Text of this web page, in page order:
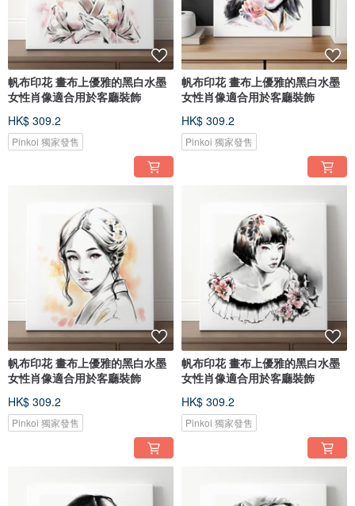
帆布印花 畫布上優雅的黑白水墨
女性肖像適合用於客廳裝飾
HK$ 309.2
Pinkoi 獨家發售
帆布印花 畫布上優雅的黑白水墨
女性肖像適合用於客廳裝飾
HK$ 309.2
Pinkoi 獨家發售
帆布印花 畫布上優雅的黑白水墨
女性肖像適合用於客廳裝飾
HK$ 309.2
Pinkoi 獨家發售
帆布印花 畫布上優雅的黑白水墨
女性肖像適合用於客廳裝飾
HK$ 309.2
Pinkoi 獨家發售